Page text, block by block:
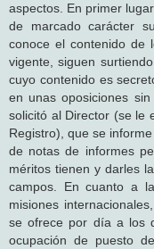
aspectos. En primer
de marcado carácter
conoce el contenido de
vigente, siguen
cuyo contenido es
en unas oposiciones
solicitó al Director (se le
Registro), que se
de notas de informes
méritos tienen y darles
campos. En cuanto a
misiones
se ofrece por día a los
ocupación de puesto